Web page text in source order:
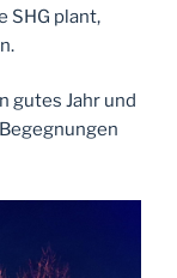
SHG plant,
gutes Jahr und